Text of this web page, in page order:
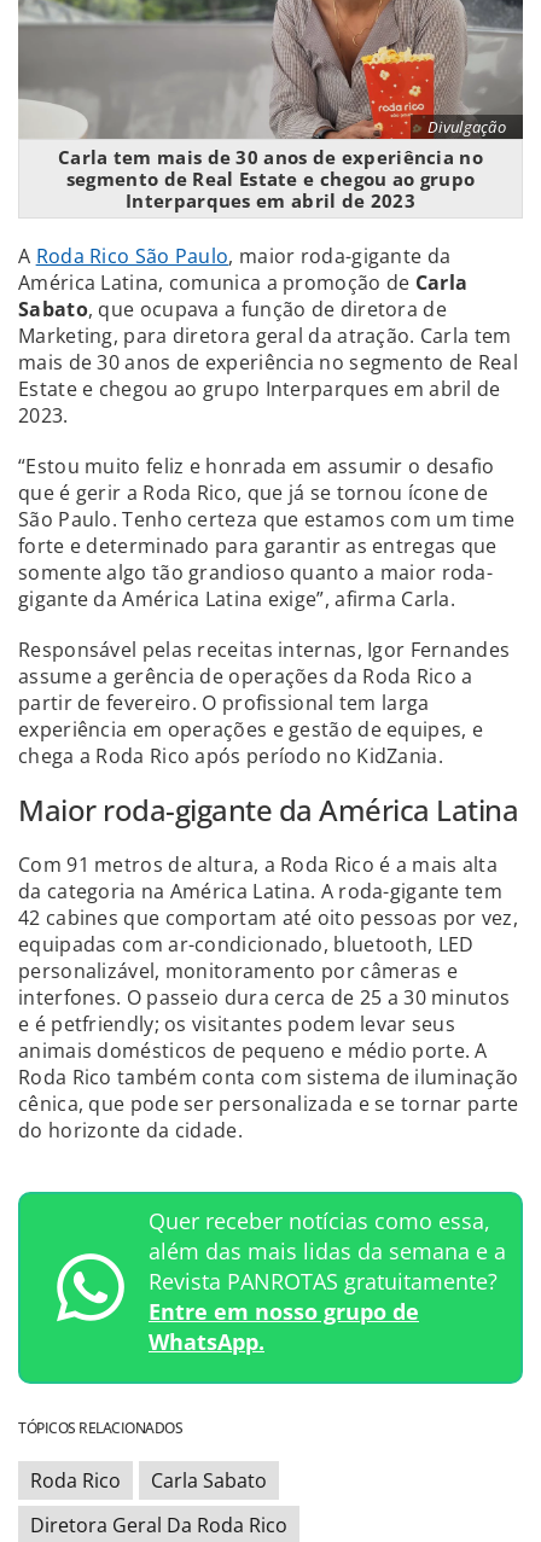
Divulgação
Carla tem mais de 30 anos de experiência no
segmento de Real Estate e chegou ao grupo
Interparques em abril de 2023
A Roda Rico São Paulo, maior roda-gigante da
América Latina, comunica a promoção de Carla
Sabato, que ocupava a função de diretora de
Marketing, para diretora geral da atração. Carla tem
mais de 30 anos de experiência no segmento de Real
Estate e chegou ao grupo Interparques em abril de
2023.
“Estou muito feliz e honrada em assumir o desafio
que é gerir a Roda Rico, que já se tornou ícone de
São Paulo. Tenho certeza que estamos com um time
forte e determinado para garantir as entregas que
somente algo tão grandioso quanto a maior roda-
gigante da América Latina exige”, afirma Carla.
Responsável pelas receitas internas, Igor Fernandes
assume a gerência de operações da Roda Rico a
partir de fevereiro. O profissional tem larga
experiência em operações e gestão de equipes, e
chega a Roda Rico após período no KidZania.
Maior roda-gigante da América Latina
Com 91 metros de altura, a Roda Rico é a mais alta
da categoria na América Latina. A roda-gigante tem
42 cabines que comportam até oito pessoas por vez,
equipadas com ar-condicionado, bluetooth, LED
personalizável, monitoramento por câmeras e
interfones. O passeio dura cerca de 25 a 30 minutos
e é petfriendly; os visitantes podem levar seus
animais domésticos de pequeno e médio porte. A
Roda Rico também conta com sistema de iluminação
cênica, que pode ser personalizada e se tornar parte
do horizonte da cidade.
Quer receber notícias como essa,
além das mais lidas da semana e a
Revista PANROTAS gratuitamente?
Entre em nosso grupo de
WhatsApp.
TÓPICOS RELACIONADOS
Roda Rico
Carla Sabato
Diretora Geral Da Roda Rico